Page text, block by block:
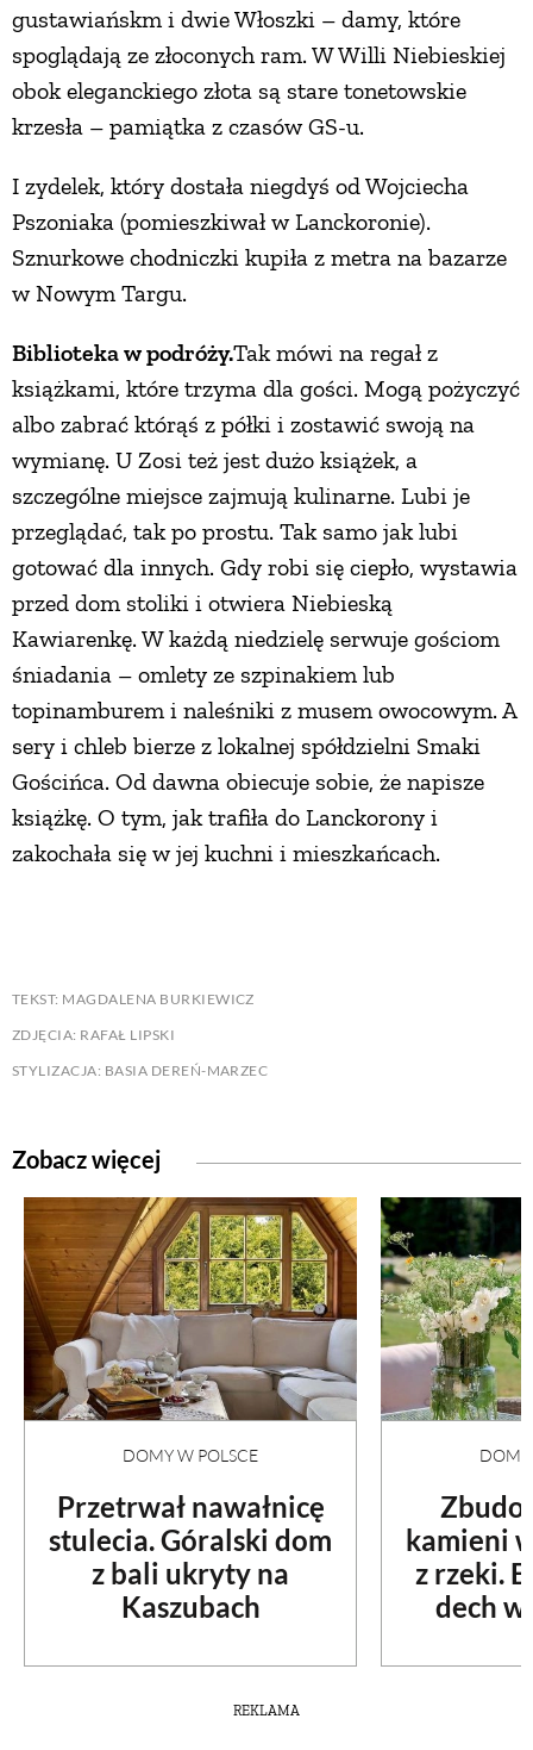
gustawiańskm i dwie Włoszki – damy, które
spoglądają ze złoconych ram. W Willi Niebieskiej
obok eleganckiego złota są stare tonetowskie
krzesła – pamiątka z czasów GS-u.
I zydelek, który dostała niegdyś od Wojciecha
Pszoniaka (pomieszkiwał w Lanckoronie).
Sznurkowe chodniczki kupiła z metra na bazarze
w Nowym Targu.
Biblioteka w podróży.Tak mówi na regał z
książkami, które trzyma dla gości. Mogą pożyczyć
albo zabrać którąś z półki i zostawić swoją na
wymianę. U Zosi też jest dużo książek, a
szczególne miejsce zajmują kulinarne. Lubi je
przeglądać, tak po prostu. Tak samo jak lubi
gotować dla innych. Gdy robi się ciepło, wystawia
przed dom stoliki i otwiera Niebieską
Kawiarenkę. W każdą niedzielę serwuje gościom
śniadania – omlety ze szpinakiem lub
topinamburem i naleśniki z musem owocowym. A
sery i chleb bierze z lokalnej spółdzielni Smaki
Gościńca. Od dawna obiecuje sobie, że napisze
książkę. O tym, jak trafiła do Lanckorony i
zakochała się w jej kuchni i mieszkańcach.
TEKST: MAGDALENA BURKIEWICZ
ZDJĘCIA: RAFAŁ LIPSKI
STYLIZACJA: BASIA DEREŃ-MARZEC
Zobacz więcej
DOMY W POLSCE
Przetrwał nawałnicę
stulecia. Góralski dom
z bali ukryty na
Kaszubach
DOMY
kamieni
z rzeki.
dech
REKLAMA